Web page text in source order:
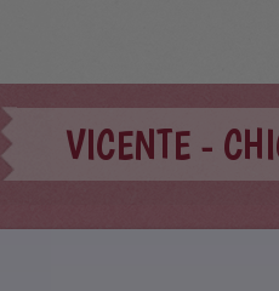
VICENTE -